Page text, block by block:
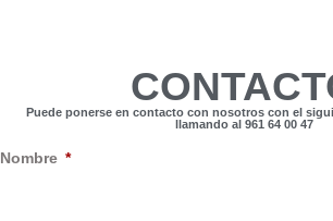
Puede ponerse en contacto con nosotros con el
llamando al 961 64 00 47
Nombre